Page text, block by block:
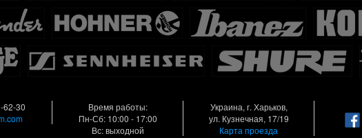
62-30
Время работы:
Пн-Сб: 10:00 - 17:00
Вс: выходной
Украина, г. Харьков,
ул. Кузнечная, 17/19
Карта проезда